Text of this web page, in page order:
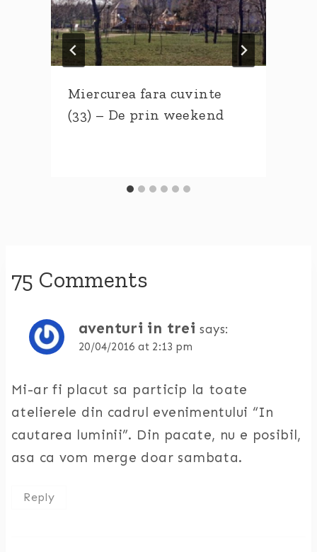
Miercurea fara cuvinte
(33) – De prin weekend
75 Comments
aventuri in trei says:
20/04/2016 at 2:13 pm
Mi-ar fi placut sa particip la toate
atelierele din cadrul evenimentului “In
cautarea luminii”. Din pacate, nu e posibil,
asa ca vom merge doar sambata.
Reply